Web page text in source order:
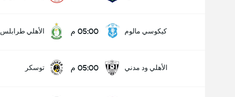
كيكوسي مالوم 05:00 م الأهلي طرابلس
الأهلي ود مدني 05:00 م توسكر